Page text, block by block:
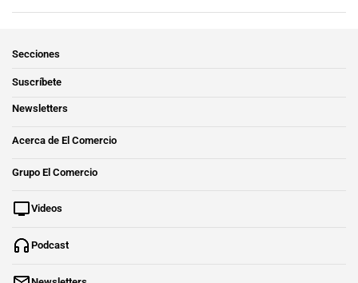
Secciones
Suscríbete
Newsletters
Acerca de El Comercio
Grupo El Comercio
Videos
Podcast